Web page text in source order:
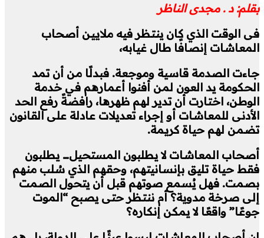
بقلم: د . مجدى الناظر
فى الوقت الذي كان ينتظر فيه ملايين أصحاب
المعاشات إنصافًا طال غيابه،
جاءت الصدمة قاسية وموجعة. فبدلًا من أن تمد
الحكومة يد العون لمن أفنوا أعمارهم في خدمة
الوطن، اختارت أن تدير لهم ظهرها، رافضةً رفع الحد
الأدنى للمعاشات أو إجراء تعديلات عادلة على القانون
تضمن لهم حياة كريمة.
أصحاب المعاشات لا يطلبون المستحيل… يطلبون
فقط حياة تليق بإنسانيتهم، وحقهم الذي سُلب منهم
بصمت. فهل يُسمع صوتهم قبل أن يتحول الصمت
إلى صرخة مدوية؟ أم ننتظر حتى يصبح “الموت
جوعًا” واقعًا لا يمكن إنكاره؟